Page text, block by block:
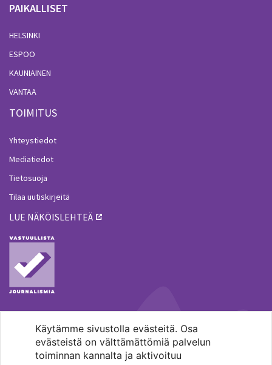
Käytämme sivustolla evästeitä. Osa
evästeistä on välttämättömiä palvelun
toiminnan kannalta ja aktivoituu
PAIKALLISET
HELSINKI
ESPOO
KAUNIAINEN
VANTAA
TOIMITUS
Yhteystiedot
Mediatiedot
Tietosuoja
Tilaa uutiskirjeitä
LUE NÄKÖISLEHTEÄ
MENOHAKU